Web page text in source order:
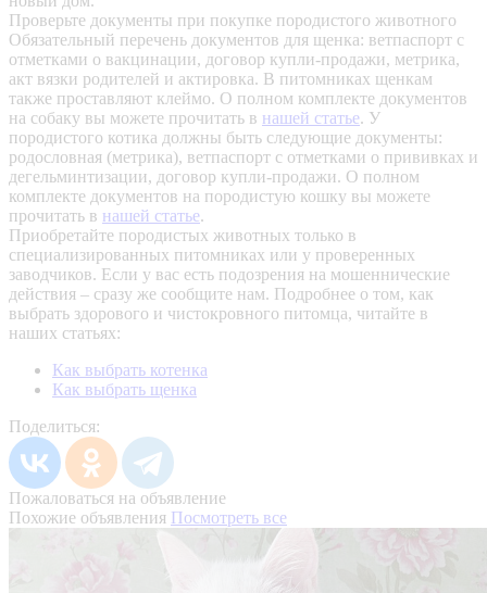
Проверьте документы при покупке породистого животного
Обязательный перечень документов для щенка: ветпаспорт с
отметками о вакцинации, договор купли-продажи, метрика,
акт вязки родителей и актировка. В питомниках щенкам
также проставляют клеймо. О полном комплекте документов
на собаку вы можете прочитать в нашей статье. У
породистого котика должны быть следующие документы:
родословная (метрика), ветпаспорт с отметками о прививках и
дегельминтизации, договор купли-продажи. О полном
комплекте документов на породистую кошку вы можете
прочитать в нашей статье.
Приобретайте породистых животных только в
специализированных питомниках или у проверенных
заводчиков. Если у вас есть подозрения на мошеннические
действия – сразу же сообщите нам. Подробнее о том, как
выбрать здорового и чистокровного питомца, читайте в
наших статьях:
Как выбрать котенка
Как выбрать щенка
Поделиться:
Пожаловаться на объявление
Похожие объявления Посмотреть все